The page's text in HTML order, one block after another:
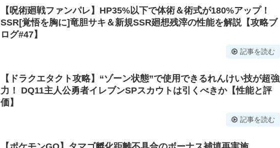
【呪術廻戦ファンパレ】HP35%以下で体術＆術式が180%アップ！
SSR[覚悟を胸に]竜胆サキ＆新規SSR廻想残滓の性能を解説【攻略ブ
ログ#47】
記事を読む
【ドラクエタクト攻略】“ゾーン状態”で使用できるれんけい技が超強
力！ DQ11主人公勇者イレブンSPスカウトは引くべきか【性能と評
価】
記事を読む